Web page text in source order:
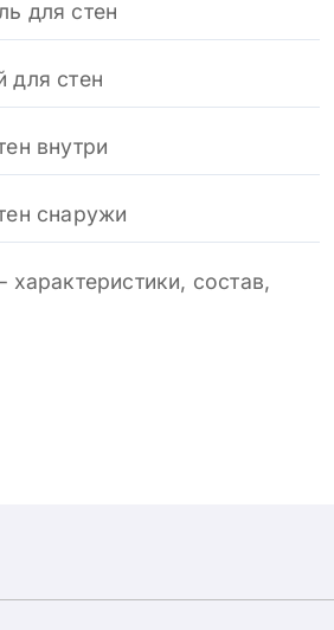
для стен
для стен
внутри
снаружи
характеристики, состав,